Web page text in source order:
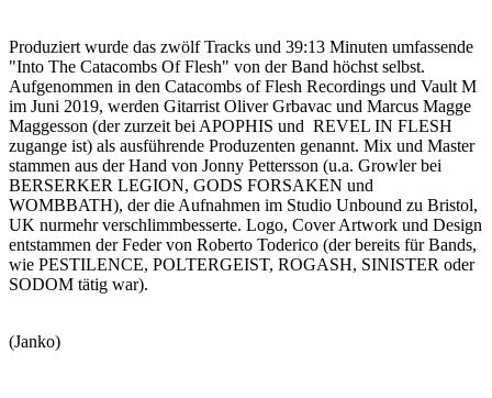
Produziert wurde das zwölf Tracks und 39:13 Minuten umfassende
"Into The Catacombs Of Flesh" von der Band höchst selbst.
Aufgenommen in den Catacombs of Flesh Recordings und Vault M
im Juni 2019, werden Gitarrist Oliver Grbavac und Marcus Magge
Maggesson (der zurzeit bei APOPHIS und REVEL IN FLESH
zugange ist) als ausführende Produzenten genannt. Mix und Master
stammen aus der Hand von Jonny Pettersson (u.a. Growler bei
BERSERKER LEGION, GODS FORSAKEN und
WOMBBATH), der die Aufnahmen im Studio Unbound zu Bristol,
UK nurmehr verschlimmbesserte. Logo, Cover Artwork und Design
entstammen der Feder von Roberto Toderico (der bereits für Bands,
wie PESTILENCE, POLTERGEIST, ROGASH, SINISTER oder
SODOM tätig war).
(Janko)